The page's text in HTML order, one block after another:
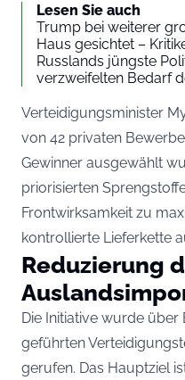
Lesen Sie auch
Trump bei weiterer
Haus gesichtet –
Russlands jüngste
verzweifelten Bedarf
Verteidigungsminister
von 42 privaten
Gewinner ausgewählt
priorisierten
Frontwirksamkeit zu
kontrollierte Lieferkette
Reduzierung
Die Initiative wurde über
geführten
gerufen. Das Hauptziel